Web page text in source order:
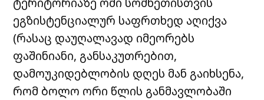
ეგზისტენციალურ საფრთხედ აღიქვა
(რასაც დაუღალავად იმეორებს
ფაშინიანი, განსაკუთრებით,
დამოუკიდებლობის დღეს მან გაიხსენა,
რომ ბოლო ორი წლის განმავლობაში